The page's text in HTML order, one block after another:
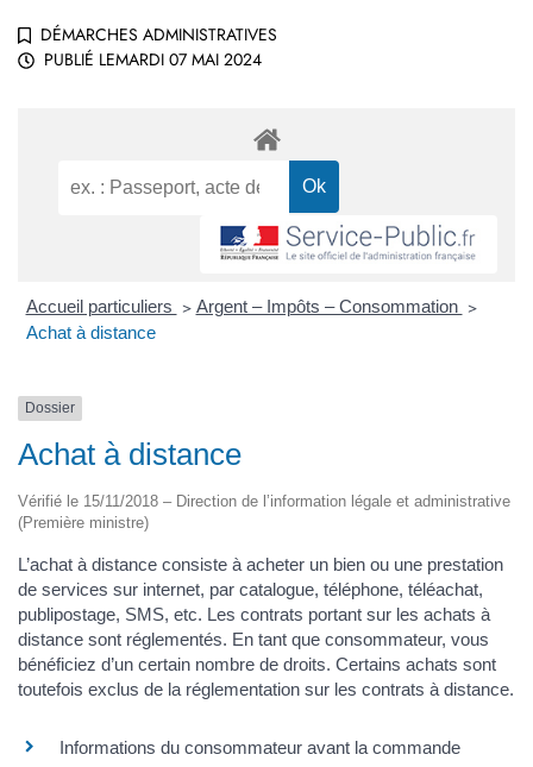
DÉMARCHES ADMINISTRATIVES
PUBLIÉ LEMARDI 07 MAI 2024
Accueil particuliers > Argent – Impôts – Consommation >
Achat à distance
Dossier
Achat à distance
Vérifié le 15/11/2018 – Direction de l’information légale et administrative
(Première ministre)
L’achat à distance consiste à acheter un bien ou une prestation
de services sur internet, par catalogue, téléphone, téléachat,
publipostage, SMS, etc. Les contrats portant sur les achats à
distance sont réglementés. En tant que consommateur, vous
bénéficiez d’un certain nombre de droits. Certains achats sont
toutefois exclus de la réglementation sur les contrats à distance.
Informations du consommateur avant la commande